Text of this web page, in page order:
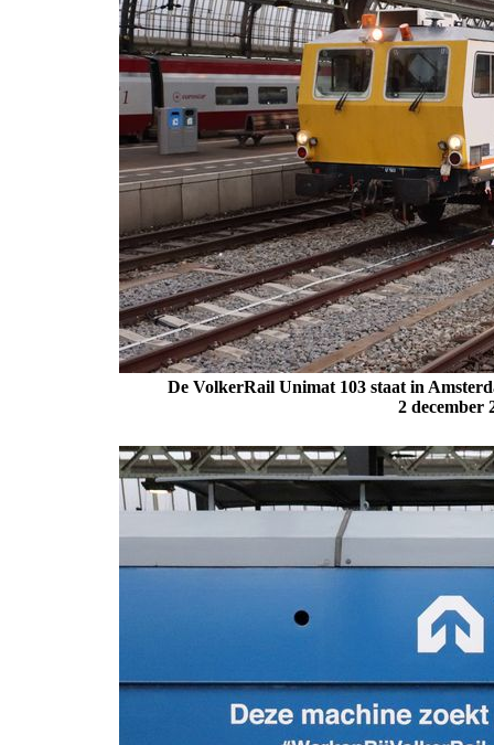
De VolkerRail Unimat 103 staat in
2 december